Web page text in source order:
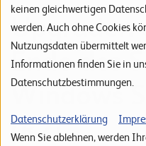
keinen gleichwertigen
werden. Auch ohne Cookies
Nutzungsdaten übermittelt
Informationen finden Sie in
Datenschutzbestimmungen.
Datenschutzerklärung
Wenn Sie ablehnen, werden
Upgraden
Ende des
Windows
(R2)